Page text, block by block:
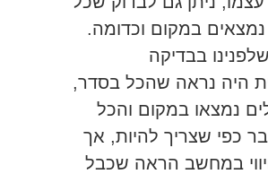
במקום וכדומה.
בבדיקה
היה נראה שהכל בסדר,
נמצאו במקום והכל
כפי שצריך להיות, אך
במחשב הראה שכבל